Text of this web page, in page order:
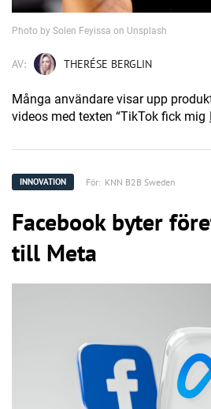
Photo by Solen Feyissa on Unsplash
AV: THERÉSE BERGLIN
Många användare visar upp
videos med texten “TikTok fick mig
INNOVATION För: KNN B2B Sweden
Facebook byter
till Meta